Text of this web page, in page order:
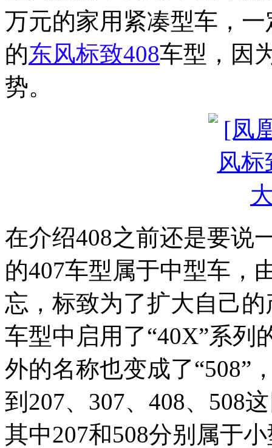
万元的家用紧凑型车，
的东风标致408车型，因
势。
在介绍408之前还是要说
的407车型属于中型车，
忘，标致为了扩大自己
车型中启用了“40X”系列
外的名称也变成了“508”
到207、307、408、508
其中207和508分别属于